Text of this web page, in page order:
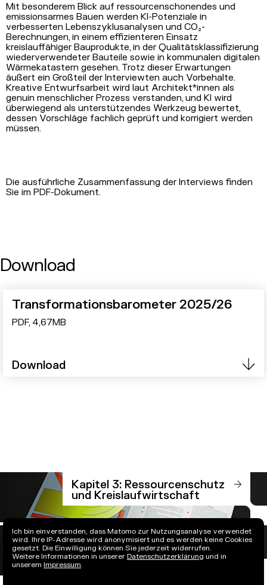
Ich bin einverstanden, dass Matomo zur Nutzungsanalyse verwendet
wird. Ihre IP-Adresse wird anonymisiert und es werden keine Cookies
gesetzt. Die Einwilligung können Sie jederzeit widerrufen.
Weitere Informationen in unsererDatenschutzerklärung und in
unserem Impressum.
Mit besonderem Blick auf ressourcenschonendes und
emissionsarmes Bauen werden KI-Potenziale in
verbesserten Lebenszyklusanalysen und CO₂-
Berechnungen, in einem effizienteren Einsatz
kreislauffähiger Bauprodukte, in der Qualitätsklassifizierung
wiederverwendeter Bauteile sowie in kommunalen digitalen
Wärmekatastern gesehen. Trotz dieser Erwartungen
äußert ein Großteil der Interviewten auch Vorbehalte.
Kreative Entwurfsarbeit wird laut Architekt*innen als
genuin menschlicher Prozess verstanden, und KI wird
überwiegend als unterstützendes Werkzeug bewertet,
dessen Vorschläge fachlich geprüft und korrigiert werden
müssen.
Die ausführliche Zusammenfassung der Interviews finden
Sie im PDF-Dokument.
Download
Transformationsbarometer 2025/26
PDF, 4,67MB
Download
Kapitel 3: Ressourcenschutz
und Kreislaufwirtschaft
Kapitel 5: Kompetenzen und
Fachkräfte